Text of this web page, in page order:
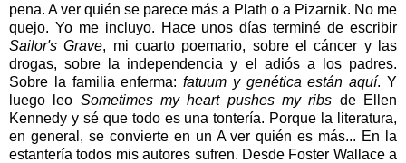
pena. A ver quién se parece más a Plath o a Pizarnik. No me
quejo. Yo me incluyo. Hace unos días terminé de escribir
Sailor's Grave, mi cuarto poemario, sobre el cáncer y las
drogas, sobre la independencia y el adiós a los padres.
Sobre la familia enferma:fatuum y genética están aquí. Y
luego leo Sometimes my heart pushes my ribs de Ellen
Kennedy y sé que todo es una tontería. Porque la literatura,
en general, se convierte en un A ver quién es más... En la
estantería todos mis autores sufren. Desde Foster Wallace a